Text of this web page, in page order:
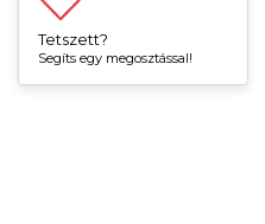
Tetszett?
Segíts egy megosztással!